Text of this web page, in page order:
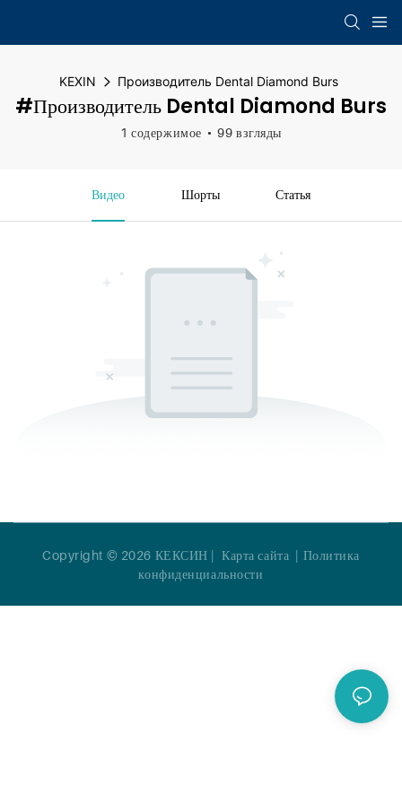
KEXIN Производитель Dental Diamond Burs
#Производитель Dental Diamond Burs
1 содержимое 99 взгляды
Видео Шорты Статья
Copyright © 2026 КЕКСИН | Карта сайта | Политика
конфиденциальности